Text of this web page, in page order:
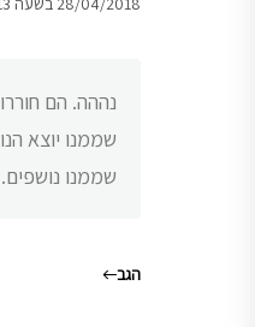
נההה. הם
שממנו יוצא
שממנו
הגב